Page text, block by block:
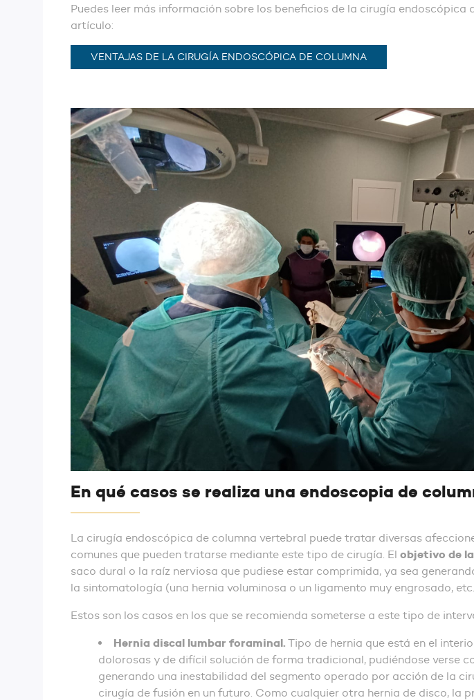
Puedes leer más información sobre los beneficios de la cirugía
artículo:
VENTAJAS DE LA CIRUGÍA ENDOSCÓPICA DE COLUMNA
En qué casos se realiza una endoscopia de
La cirugía endoscópica de columna vertebral puede tratar diversas
comunes que pueden tratarse mediante este tipo de cirugía. El objetivo de
saco dural o la raíz nerviosa que pudiese estar comprimida, ya sea
la sintomatología (una hernia voluminosa o un ligamento muy engrosado,
Estos son los casos en los que se recomienda someterse a este tipo de
Hernia discal lumbar foraminal. Tipo de hernia que está en el
dolorosas y de difícil solución de forma tradicional, pudiéndose verse
generando una inestabilidad del segmento operado por acción de la
cirugía de fusión en un futuro. Como cualquier otra hernia de disco, la